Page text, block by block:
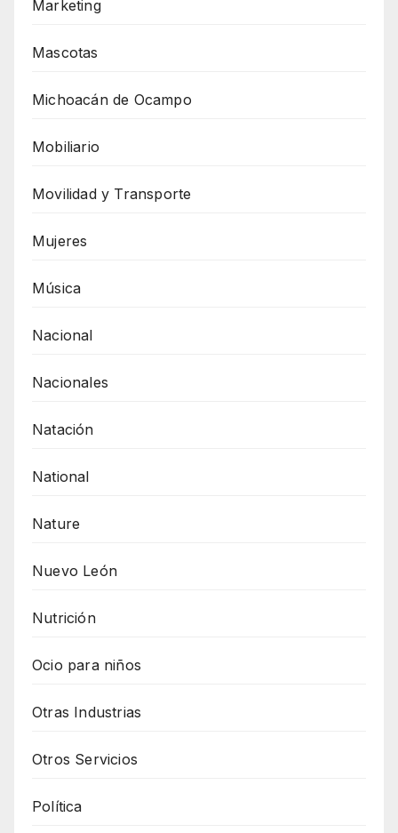
Marketing
Mascotas
Michoacán de Ocampo
Mobiliario
Movilidad y Transporte
Mujeres
Música
Nacional
Nacionales
Natación
National
Nature
Nuevo León
Nutrición
Ocio para niños
Otras Industrias
Otros Servicios
Política